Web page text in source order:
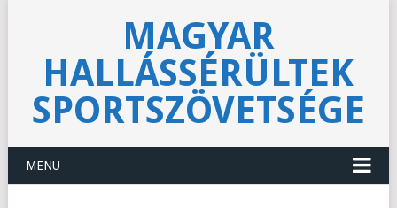
MAGYAR
HALLÁSSÉRÜLTEK
SPORTSZÖVETSÉGE
MENU